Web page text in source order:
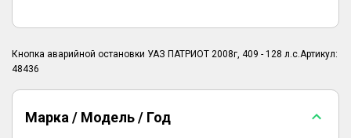
Кнопка аварийной остановки УАЗ ПАТРИОТ 2008г, 409 - 128 л.с.Артикул:
48436
Марка / Модель / Год